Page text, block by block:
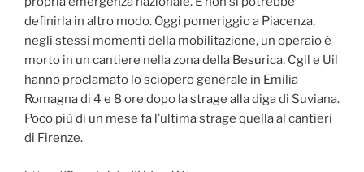
definirla in altro modo. Oggi pomeriggio a Piacenza,
negli stessi momenti della mobilitazione, un operaio è
morto in un cantiere nella zona della Besurica. Cgil e Uil
hanno proclamato lo sciopero generale in Emilia
Romagna di 4 e 8 ore dopo la strage alla diga di Suviana.
Poco più di un mese fa l’ultima strage quella al cantieri
di Firenze.